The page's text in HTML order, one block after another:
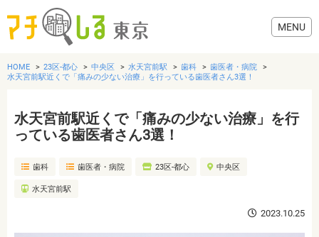
グルメ
美容・健康
HOME 23区-都心 中央区 水天宮前駅 歯科
歯医者・病院
水天宮前駅近くで「痛みの少ない治療」を行っている歯医者さん3選！
水天宮前駅近くで「痛みの少ない治療」を行
っている歯医者さん3選！
歯科 歯医者・病院 23区-都心 中央区
水天宮前駅
2023.10.25